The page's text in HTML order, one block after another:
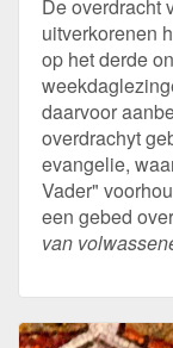
De overdracht
uitverkorenen
op het derde
daarvoor
overdrachyt
evangelie,
Vader"
een gebed
van